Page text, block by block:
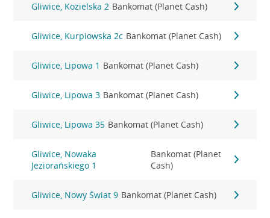
Gliwice, Kozielska 2 Bankomat (Planet Cash)
Gliwice, Kurpiowska 2c Bankomat (Planet Cash)
Gliwice, Lipowa 1 Bankomat (Planet Cash)
Gliwice, Lipowa 3 Bankomat (Planet Cash)
Gliwice, Lipowa 35 Bankomat (Planet Cash)
Gliwice, Nowaka
Jeziorańskiego 1
Bankomat (Planet
Cash)
Gliwice, Nowy Świat 9 Bankomat (Planet Cash)